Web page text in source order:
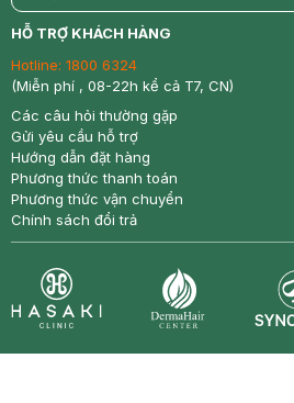
return nowfree
HỖ TRỢ KHÁCH HÀNG
Hotline: 1800 6324
(Miễn phí , 08-22h kể cả T7, CN)
Các câu hỏi thường gặp
Gửi yêu cầu hỗ trợ
Hướng dẫn đặt hàng
Phương thức thanh toán
Phương thức vận chuyển
Chính sách đổi trả